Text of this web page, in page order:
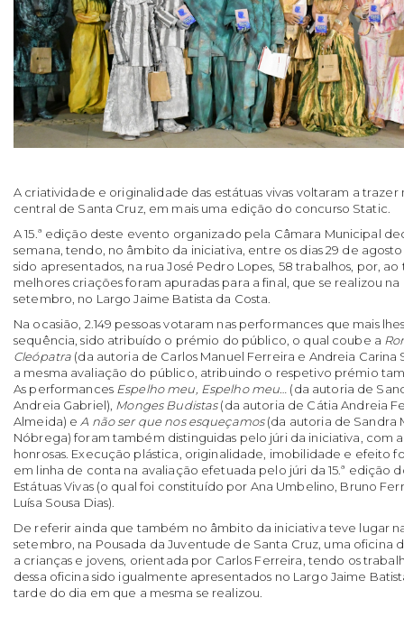
A criatividade e originalidade das estátuas vivas voltaram a trazer
central de Santa Cruz, em mais uma edição do concurso Static.
A 15.ª edição deste evento organizado pela Câmara Municipal
semana, tendo, no âmbito da iniciativa, entre os dias 29 de
sido apresentados, na rua José Pedro Lopes, 58 trabalhos, por, ao
melhores criações foram apuradas para a final, que se realizou
setembro, no Largo Jaime Batista da Costa.
Na ocasião, 2.149 pessoas votaram nas performances que mais
sequência, sido atribuído o prémio do público, o qual coube a
Cleópatra (da autoria de Carlos Manuel Ferreira e Andreia Carina
a mesma avaliação do público, atribuindo o respetivo prémio
As performances Espelho meu, Espelho meu…
(da autoria de
Andreia Gabriel), Monges Budistas(da autoria de Cátia Andreia
Almeida) e A não ser que nos esqueçamos(da autoria de Sandra
Nóbrega) foram também distinguidas pelo júri da iniciativa, com
honrosas. Execução plástica, originalidade, imobilidade e efeito
em linha de conta na avaliação efetuada pelo júri da 15.ª edição
Estátuas Vivas (o qual foi constituído por Ana Umbelino, Bruno
Luísa Sousa Dias).
De referir ainda que também no âmbito da iniciativa teve lugar
setembro, na Pousada da Juventude de Santa Cruz, uma oficina
a crianças e jovens, orientada por Carlos Ferreira, tendo os
dessa oficina sido igualmente apresentados no Largo Jaime
tarde do dia em que a mesma se realizou.